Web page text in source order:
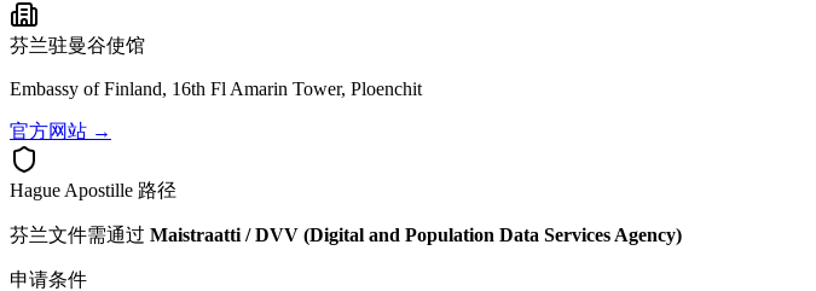
芬兰驻曼谷使馆
Embassy of Finland, 16th Fl Amarin Tower, Ploenchit
官方网站 →
Hague Apostille 路径
芬兰文件需通过 Maistraatti / DVV (Digital and Population Data Services Agency)
申请条件